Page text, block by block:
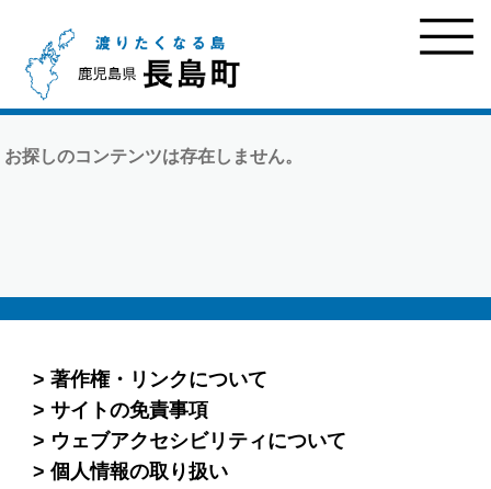
お探しのコンテンツは存在しません。
著作権・リンクについて
サイトの免責事項
ウェブアクセシビリティについて
個人情報の取り扱い